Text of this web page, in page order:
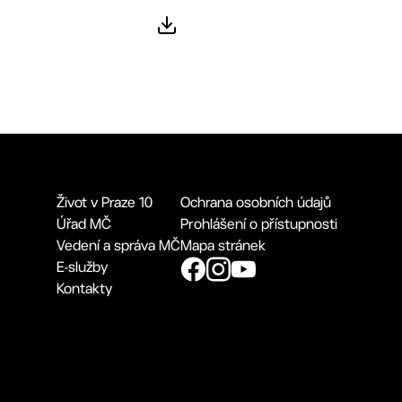
Život v Praze 10
Úřad MČ
Vedení a správa MČ
E-služby
Kontakty
Ochrana osobních údajů
Prohlášení o přístupnosti
Mapa stránek